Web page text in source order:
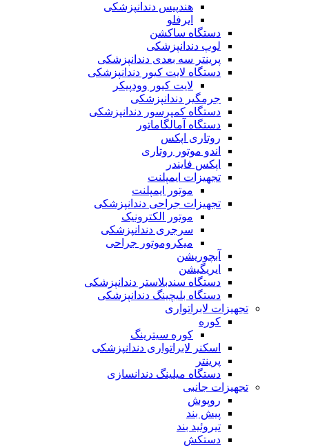
هندپیس دندانپزشکی
ایرفلو
دستگاه ساکشن
لوپ دندانپزشکی
پرینتر سه بعدی دندانپزشکی
دستگاه لایت کیور دندانپزشکی
لایت کیور وودپیکر
جرمگیر دندانپزشکی
دستگاه کمپرسور دندانپزشکی
دستگاه آمالگاماتور
روتاری اپکس
اندو موتور روتاری
اپکس فایندر
تجهیزات ایمپلنت
موتور ایمپلنت
تجهیزات جراحی دندانپزشکی
موتور الکترونیک
سرجری دندانپزشکی
میکروموتور جراحی
آبچوریشن
ایریگیشن
دستگاه سندبلاستر دندانپزشکی
دستگاه بلیچینگ دندانپزشکی
تجهیزات لابراتواری
کوره
کوره سیترینگ
اسکنر لابراتواری دندانپزشکی
پرینتر
دستگاه میلینگ دندانسازی
تجهیزات جانبی
روپوش
پیش بند
تیروئید بند
دستکش